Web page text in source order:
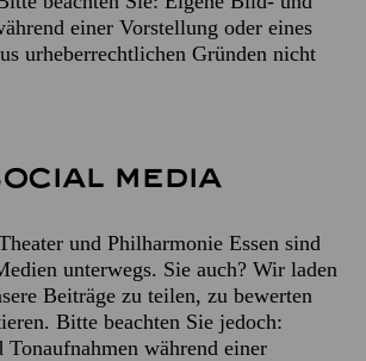
einer Vorstellung oder eines
urheberrechtlichen Gründen nicht
Media
und Philharmonie Essen sind
unterwegs. Sie auch? Wir laden
Beiträge zu teilen, zu bewerten
Bitte beachten Sie jedoch:
während einer